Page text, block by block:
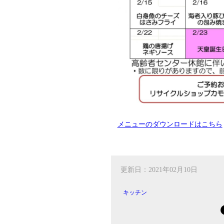
メニューのダウンロードはこちら
更新日：2021年02月10日
キッチン